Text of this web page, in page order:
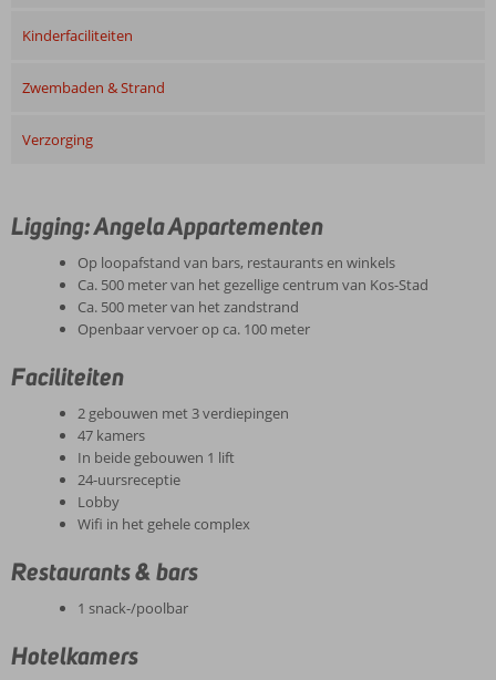
Kinderfaciliteiten
Zwembaden & Strand
Verzorging
Ligging: Angela Appartementen
Op loopafstand van bars, restaurants en winkels
Ca. 500 meter van het gezellige centrum van Kos-Stad
Ca. 500 meter van het zandstrand
Openbaar vervoer op ca. 100 meter
Faciliteiten
2 gebouwen met 3 verdiepingen
47 kamers
In beide gebouwen 1 lift
24-uursreceptie
Lobby
Wifi in het gehele complex
Restaurants & bars
1 snack-/poolbar
Hotelkamers